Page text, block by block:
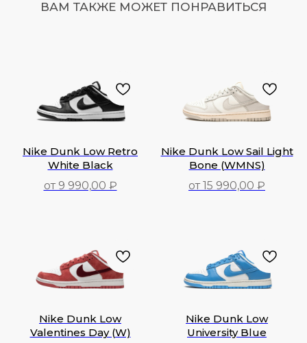
ВАМ ТАКЖЕ МОЖЕТ ПОНРАВИТЬСЯ
Nike Dunk Low Retro
White Black
от 9 990,00 ₽
Nike Dunk Low Sail Light
Bone (WMNS)
от 15 990,00 ₽
Nike Dunk Low
Valentines Day (W)
Nike Dunk Low
University Blue